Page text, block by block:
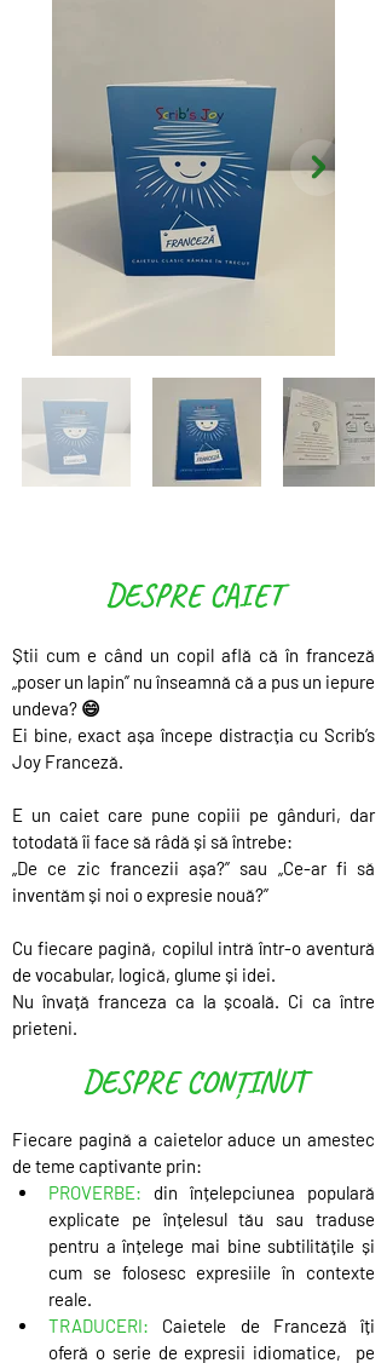
DESPRE CAIET
Știi cum e când un copil află că în franceză
„poser un lapin” nu înseamnă că a pus un iepure
undeva? 😄
Ei bine, exact așa începe distracția cu Scrib’s
Joy Franceză.
E un caiet care pune copiii pe gânduri, dar
totodată îi face să râdă și să întrebe:
„De ce zic francezii așa?” sau „Ce-ar fi să
inventăm și noi o expresie nouă?”
Cu fiecare pagină, copilul intră într-o aventură
de vocabular, logică, glume și idei.
Nu învață franceza ca la școală. Ci ca între
prieteni.
DESPRE CONȚINUT
Fiecare pagină a caietelor aduce un amestec
de teme captivante prin:
PROVERBE: din înțelepciunea populară
explicate pe înțelesul tău sau traduse
pentru a înțelege mai bine subtilitățile și
cum se folosesc expresiile în contexte
reale.
TRADUCERI: Caietele de Franceză îți
oferă o serie de expresii idiomatice,  pe